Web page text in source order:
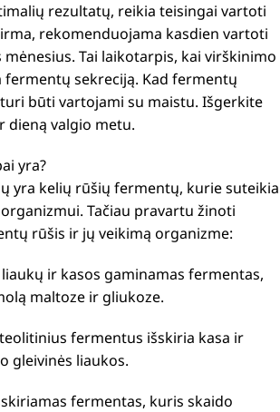
rezultatų, reikia teisingai vartoti
rekomenduojama kasdien vartoti
mėnesius. Tai laikotarpis, kai virškinimo
sekreciją. Kad fermentų
būti vartojami su maistu. Išgerkite
dieną valgio metu.
yra?
yra kelių rūšių fermentų, kurie suteikia
Tačiau pravartu žinoti
rūšis ir jų veikimą organizme:
ir kasos gaminamas fermentas,
maltoze ir gliukoze.
fermentus išskiria kasa ir
gleivinės liaukos.
fermentas, kuris skaido